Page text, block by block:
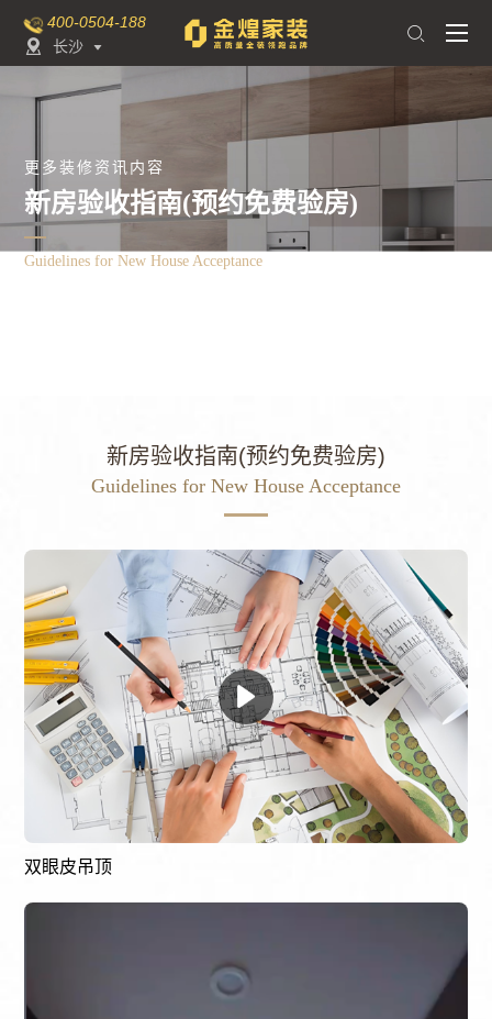
400-0504-188
长沙 

更多装修资讯内容
新房验收指南(预约免费验房)
Guidelines for New House Acceptance
新房验收指南(预约免费验房)
Guidelines for New House Acceptance
双眼皮吊顶